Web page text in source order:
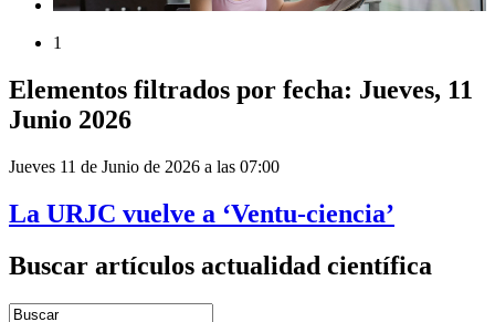
1
Elementos filtrados por fecha: Jueves, 11
Junio 2026
Jueves 11 de Junio de 2026 a las 07:00
La URJC vuelve a ‘Ventu-ciencia’
Buscar artículos actualidad científica
Introduce términos de búsqueda